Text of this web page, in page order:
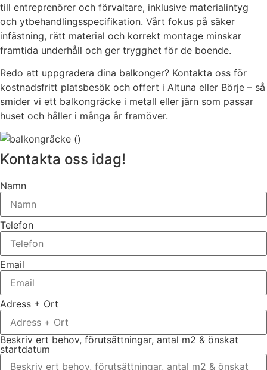
till entreprenörer och förvaltare, inklusive materialintyg
och ytbehandlingsspecifikation. Vårt fokus på säker
infästning, rätt material och korrekt montage minskar
framtida underhåll och ger trygghet för de boende.
Redo att uppgradera dina balkonger? Kontakta oss för
kostnadsfritt platsbesök och offert i Altuna eller Börje – så
smider vi ett balkongräcke i metall eller järn som passar
huset och håller i många år framöver.
Kontakta oss idag!
Namn
Telefon
Email
Adress + Ort
Beskriv ert behov, förutsättningar, antal m2 & önskat
startdatum